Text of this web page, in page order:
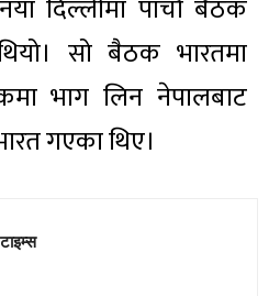
दिल्लीमा पाँचौँ बैठक
सो बैठक भारतमा
भाग लिन नेपालबाट
गएका थिए।